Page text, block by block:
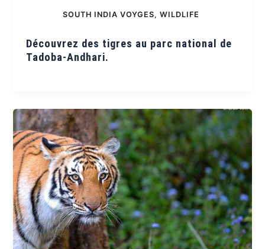
SOUTH INDIA VOYGES, WILDLIFE
Découvrez des tigres au parc national de
Tadoba-Andhari.